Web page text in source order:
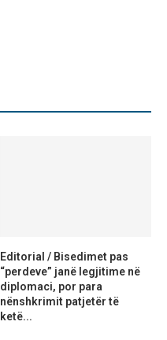
Editorial / Bisedimet pas
“perdeve” janë legjitime në
diplomaci, por para
nënshkrimit patjetër të
ketë...